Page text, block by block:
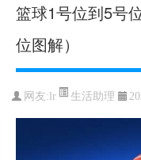
篮球1号位到5号
位图解）
网友: lr 生活助理